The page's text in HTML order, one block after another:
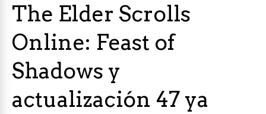
The Elder Scrolls
Online: Feast of
Shadows y
actualización 47 ya